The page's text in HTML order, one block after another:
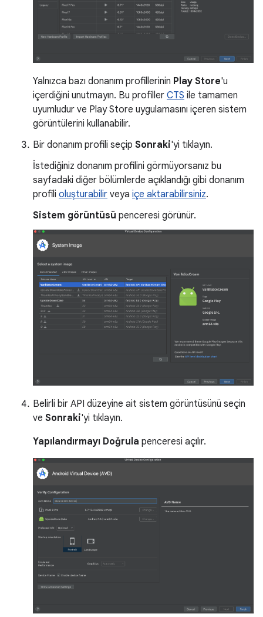
Yalnızca bazı donanım profillerinin Play Store'u
içerdiğini unutmayın. Bu profiller CTS ile tamamen
uyumludur ve Play Store uygulamasını içeren sistem
görüntülerini kullanabilir.
Bir donanım profili seçip Sonraki'yi tıklayın.
İstediğiniz donanım profilini görmüyorsanız bu
sayfadaki diğer bölümlerde açıklandığı gibi donanım
profili oluşturabilir veya içe aktarabilirsiniz.
Sistem görüntüsü penceresi görünür.
Belirli bir API düzeyine ait sistem görüntüsünü seçin
ve Sonraki'yi tıklayın.
Yapılandırmayı Doğrula penceresi açılır.